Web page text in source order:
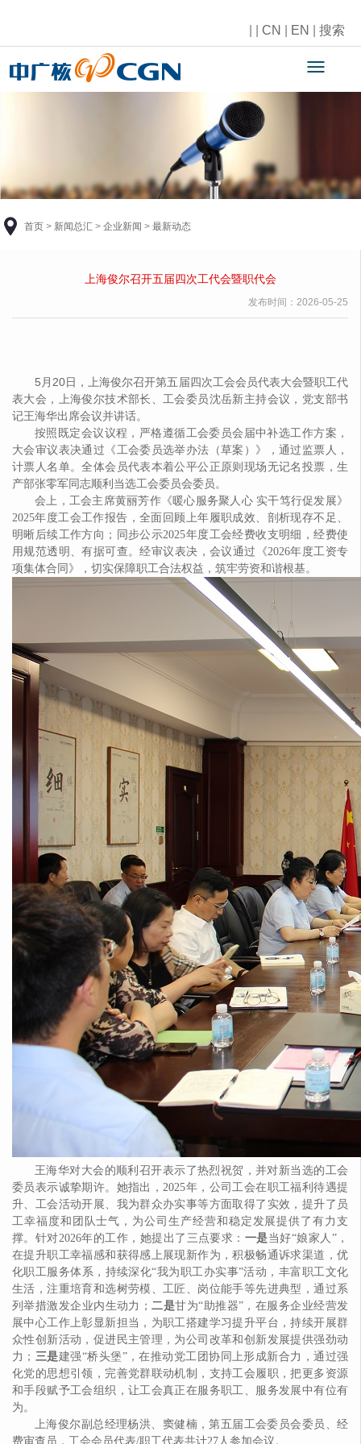
CN EN 搜索
首页 > 新闻总汇 > 企业新闻 > 最新动态
上海俊尔召开五届四次工代会暨职代会
发布时间： 2026-05-25
5月20日 ， 上海俊尔召开第五届四次工会会员代表大会暨职工代
表大会，上海俊尔技术部长、工会委员沈岳新主持会议，党支部书
记王海华出席会议并讲话。
按照既定会议议程，严格遵循工会委员会届中补选工作方案，
大会审议表决通过《工会委员选举办法（草案）》，通过监票人，
计票人名单。全体会员代表本着公平公正原则现场无记名投票，生
产部张零军同志顺利当选工会委员会委员。
会上，工会主席黄丽芳作《暖心服务聚人心 实干笃行促发展》
2025年度工会工作报告，全面回顾上年履职成效、剖析现存不足、
明晰后续工作方向；同步公示2025年度工会经费收支明细，经费使
用规范透明、有据可查。经审议表决，会议通过《2026年度工资专
项集体合同》，切实保障职工合法权益，筑牢劳资和谐根基。
王海华对大会的顺利召开表示了热烈祝贺，并对新当选的工会
委员表示诚挚期许。她指出， 2025年，公司工会在职工福利待遇提
升、工会活动开展、我为群众办实事等方面取得了实效，提升了员
工幸福度和团队士气，为公司生产经营和稳定发展提供了有力支
撑。针对2026年的工作， 她提出了三点要求： 一是当好“娘家人”，
在提升职工幸福感和获得感上展现新作为，积极畅通诉求渠道，优
化职工服务体系，持续深化“我为职工办实事”活动，丰富职工文化
生活，注重培育和选树劳模、工匠、岗位能手等先进典型，通过系
列举措激发企业内生动力； 二是甘为“助推器”，在服务企业经营发
展中心工作上彰显新担当，为职工搭建学习提升平台，持续开展群
众性创新活动，促进民主管理，为公司改革和创新发展提供强劲动
力； 三是建强“桥头堡”，在推动党工团协同上形成新合力，通过强
化党的思想引领，完善党群联动机制，支持工会履职，把更多资源
和手段赋予工会组织，让工会真正在服务职工、服务发展中有位有
为。
上海俊尔副总经理杨洪、窦健楠，第五届工会委员会委员、经
费审查员，工会会员代表/职工代表共计27人参加会议。